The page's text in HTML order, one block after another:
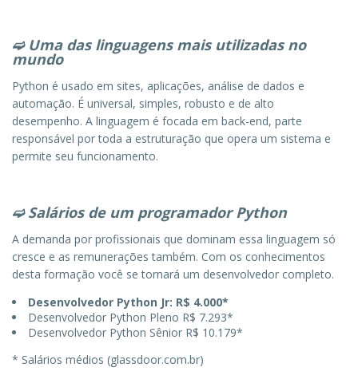
➫ Uma das linguagens mais utilizadas no
mundo
Python é usado em sites, aplicações, análise de dados e
automação. É universal, simples, robusto e de alto
desempenho. A linguagem é focada em back-end, parte
responsável por toda a estruturação que opera um sistema e
permite seu funcionamento.
➫ Salários de um programador Python
A demanda por profissionais que dominam essa linguagem só
cresce e as remunerações também. Com os conhecimentos
desta formação você se tornará um desenvolvedor completo.
Desenvolvedor Python Jr: R$ 4.000*
Desenvolvedor Python Pleno R$ 7.293*
Desenvolvedor Python Sênior R$ 10.179*
* Salários médios (glassdoor.com.br)